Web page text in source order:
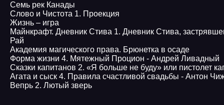
Семь рек Канады
Слово и Чистота 1. Проекция
Жизнь – игра
Майнкрафт. Дневник Стива 1. Дневник Стива,
Рай
Академия магического права. Брюнетка в осаде
Форма жизни 4. Мятежный Процион - Андрей Ливадный
Сказки капитанов 2. «Я больше не буду» или пистолет
Агата и сыск 4. Правила счастливой свадьбы - Антон
Вепрь 2. Лютый зверь